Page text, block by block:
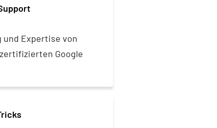
und Expertise von
Google